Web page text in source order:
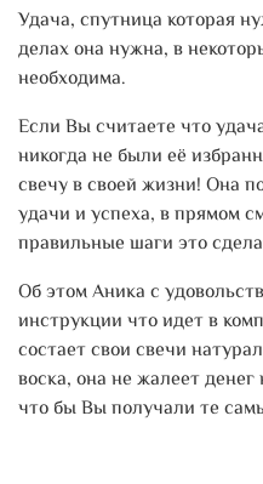
Удача, спутница которая
делах она нужна, в
необходима.
Если Вы считаете что
никогда не были её
свечу в своей жизни! Она
удачи и успеха, в прямом
правильные шаги это
Об этом Аника с
инструкции что идет в
состает свои свечи
воска, она не жалеет
что бы Вы получали те